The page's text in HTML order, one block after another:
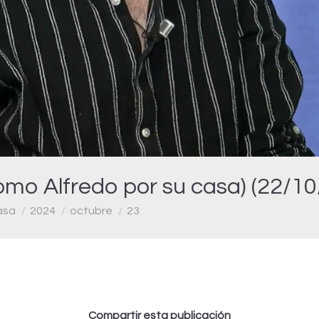
Alfredo por su casa) (22/
2024 octubre 23
Video
Compartir esta publicación